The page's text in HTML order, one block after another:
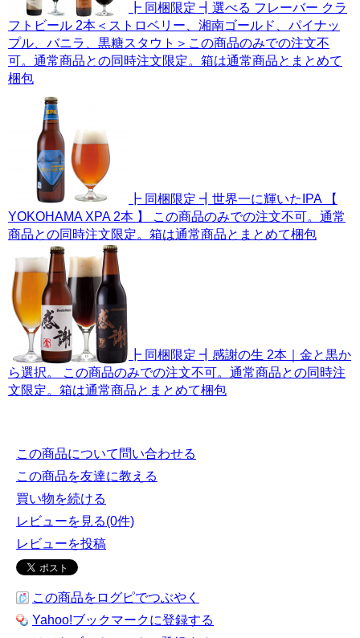
┣ 同梱限定 ┫選べる フレーバー クラ
フトビール 2本＜ストロベリー、湘南ゴールド、パイナッ
プル、バニラ、黒糖スタウト＞この商品のみでの注文不
可。通常商品との同時注文限定。箱は通常商品とまとめて
梱包
┣ 同梱限定 ┫世界一に輝いたIPA 【
YOKOHAMA XPA 2本 】 この商品のみでの注文不可。通常
商品との同時注文限定。箱は通常商品とまとめて梱包
┣ 同梱限定 ┫感謝の生 2本｜金と黒か
ら選択。 この商品のみでの注文不可。通常商品との同時注
文限定。箱は通常商品とまとめて梱包
この商品について問い合わせる
この商品を友達に教える
買い物を続ける
レビューを見る(0件)
レビューを投稿
この商品をログピでつぶやく
Yahoo!ブックマークに登録する